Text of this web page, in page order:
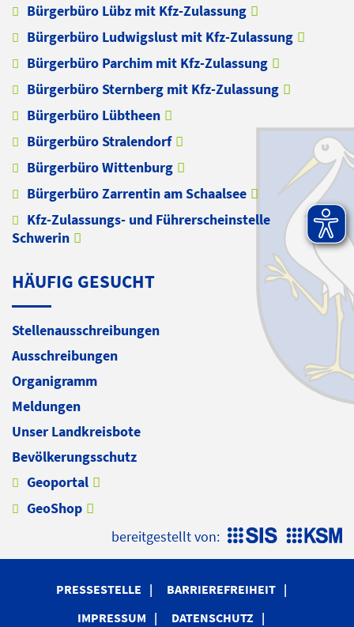
Bürgerbüro Lübz mit Kfz-Zulassung
Bürgerbüro Ludwigslust mit Kfz-Zulassung
Bürgerbüro Parchim mit Kfz-Zulassung
Bürgerbüro Sternberg mit Kfz-Zulassung
Bürgerbüro Lübtheen
Bürgerbüro Stralendorf
Bürgerbüro Wittenburg
Bürgerbüro Zarrentin am Schaalsee
Kfz-Zulassungs- und Führerscheinstelle
Schwerin
HÄUFIG GESUCHT
Stellenausschreibungen
Ausschreibungen
Organigramm
Meldungen
Unser Landkreisbote
Bevölkerungsschutz
Geoportal
GeoShop
bereitgestellt von:
PRESSESTELLE
BARRIEREFREIHEIT
IMPRESSUM
DATENSCHUTZ